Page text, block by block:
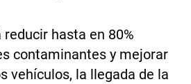
hasta en 80%
contaminantes y mejorar
vehículos, la llegada de la